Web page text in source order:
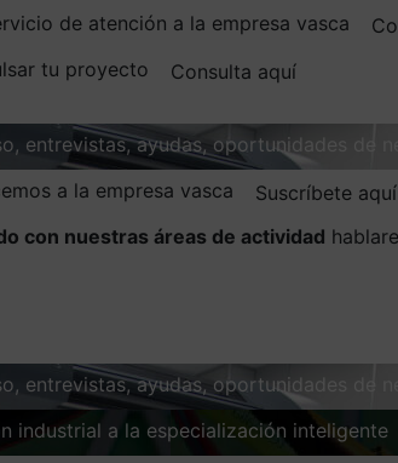
de atención a la empresa vasca
tu proyecto
Consulta aquí
entrevistas, ayudas, oportunidades de
a la empresa vasca
Suscríbete aquí
con nuestras áreas de actividad
entrevistas, ayudas, oportunidades de
industrial a la especialización inteligente